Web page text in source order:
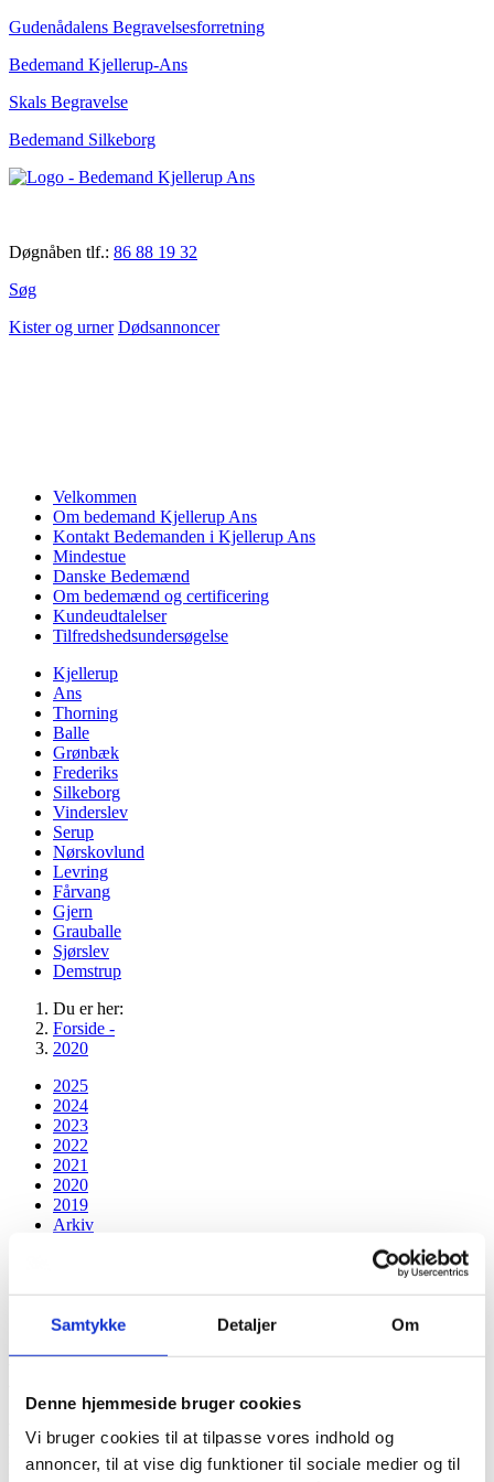
Samtykke Detaljer Om
Denne hjemmeside bruger cookies
Vi bruger cookies til at tilpasse vores indhold og
annoncer, til at vise dig funktioner til sociale medier og til
Gudenådalens Begravelsesforretning
Bedemand Kjellerup-Ans
Skals Begravelse
Bedemand Silkeborg
Døgnåben tlf.: 86 88 19 32
Søg
Kister og urner Dødsannoncer
Velkommen
Om bedemand Kjellerup Ans
Kontakt Bedemanden i Kjellerup Ans
Mindestue
Danske Bedemænd
Om bedemænd og certificering
Kundeudtalelser
Tilfredshedsundersøgelse
Kjellerup
Ans
Thorning
Balle
Grønbæk
Frederiks
Silkeborg
Vinderslev
Serup
Nørskovlund
Levring
Fårvang
Gjern
Grauballe
Sjørslev
Demstrup
Du er her:
Forside -
2020
2025
2024
2023
2022
2021
2020
2019
Arkiv
Efterår
Vinter
D. 28.06.2020
”Utrolig kompetent, professionel, empatisk og forståede bedemand.
Der var god tid og rum, så vi følte os trygge ved det hele”.